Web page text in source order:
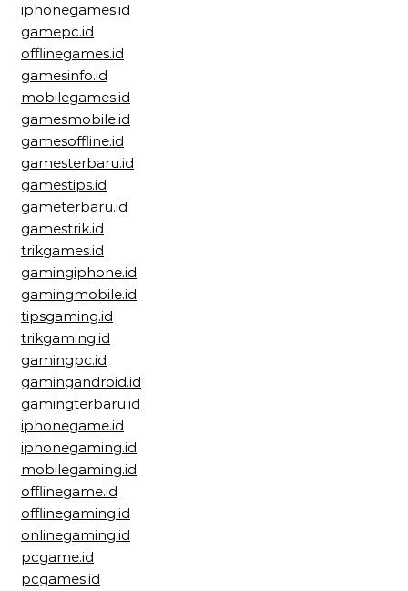
iphonegames.id
gamepc.id
offlinegames.id
gamesinfo.id
mobilegames.id
gamesmobile.id
gamesoffline.id
gamesterbaru.id
gamestips.id
gameterbaru.id
gamestrik.id
trikgames.id
gamingiphone.id
gamingmobile.id
tipsgaming.id
trikgaming.id
gamingpc.id
gamingandroid.id
gamingterbaru.id
iphonegame.id
iphonegaming.id
mobilegaming.id
offlinegame.id
offlinegaming.id
onlinegaming.id
pcgame.id
pcgames.id